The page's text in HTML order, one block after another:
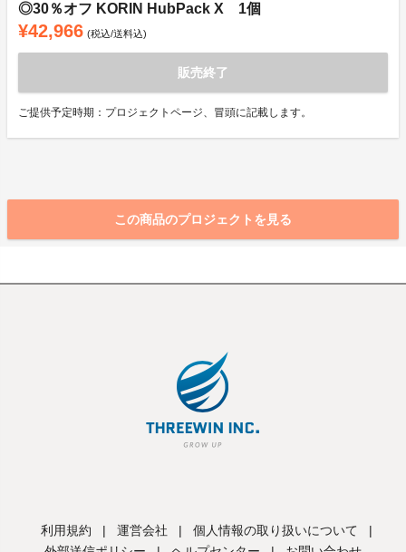
◎30％オフ KORIN HubPack X 1個
¥42,966 (税込/送料込)
販売終了
ご提供予定時期：プロジェクトページ、冒頭に記載します。
この商品のプロジェクトを見る
利用規約 | 運営会社 | 個人情報の取り扱いについて
|